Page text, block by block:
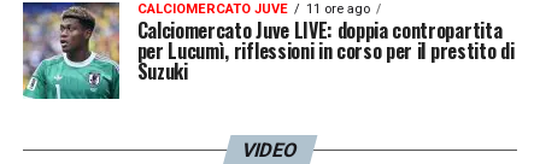
CALCIOMERCATO JUVE 11 ore ago
Calciomercato Juve LIVE: doppia contropartita
per Lucumì, riflessioni in corso per il prestito di
Suzuki
VIDEO